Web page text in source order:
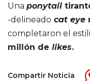
Una ponytail
-delineado cat eye
completaron el
millón de likes.
Compartir Noticia